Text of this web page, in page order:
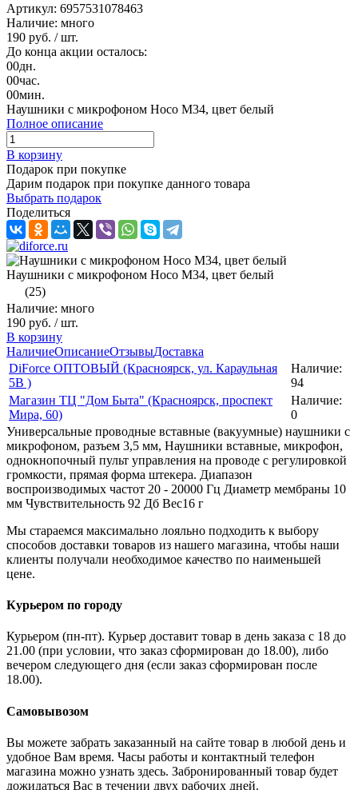
Артикул: 6957531078463
Наличие: много
190 руб. / шт.
До конца акции осталось:
00дн.
00час.
00мин.
Наушники с микрофоном Hoco M34, цвет белый
Полное описание
В корзину
Подарок при покупке
Дарим подарок при покупке данного товара
Выбрать подарок
Поделиться
Наушники с микрофоном Hoco M34, цвет белый
(25)
Наличие: много
190 руб. / шт.
В корзину
НаличиеОписаниеОтзывыДоставка
DiForce ОПТОВЫЙ (Красноярск, ул. Караульная
5B )
Наличие:
94
Магазин ТЦ "Дом Быта" (Красноярск, проспект
Мира, 60)
Наличие:
0
Универсальные проводные вставные (вакуумные) наушники с
микрофоном, разъем 3,5 мм, Наушники вставные, микрофон,
однокнопочный пульт управления на проводе с регулировкой
громкости, прямая форма штекера. Диапазон
воспроизводимых частот 20 - 20000 Гц Диаметр мембраны 10
мм Чувствительность 92 Дб Вес16 г
Мы стараемся максимально лояльно подходить к выбору
способов доставки товаров из нашего магазина, чтобы наши
клиенты получали необходимое качество по наименьшей
цене.
Курьером по городу
Курьером (пн-пт). Курьер доставит товар в день заказа с 18 до
21.00 (при условии, что заказ сформирован до 18.00), либо
вечером следующего дня (если заказ сформирован после
18.00).
Самовывозом
Вы можете забрать заказанный на сайте товар в любой день и
удобное Вам время. Часы работы и контактный телефон
магазина можно узнать здесь. Забронированный товар будет
дожидаться Вас в течении двух рабочих дней.